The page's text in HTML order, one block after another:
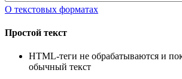
О текстовых форматах
Простой текст
HTML-теги не обрабатываются и
обычный текст